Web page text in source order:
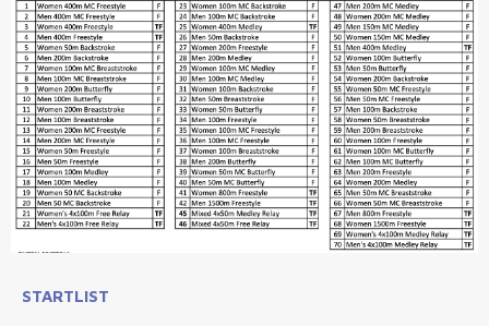
STARTLIST